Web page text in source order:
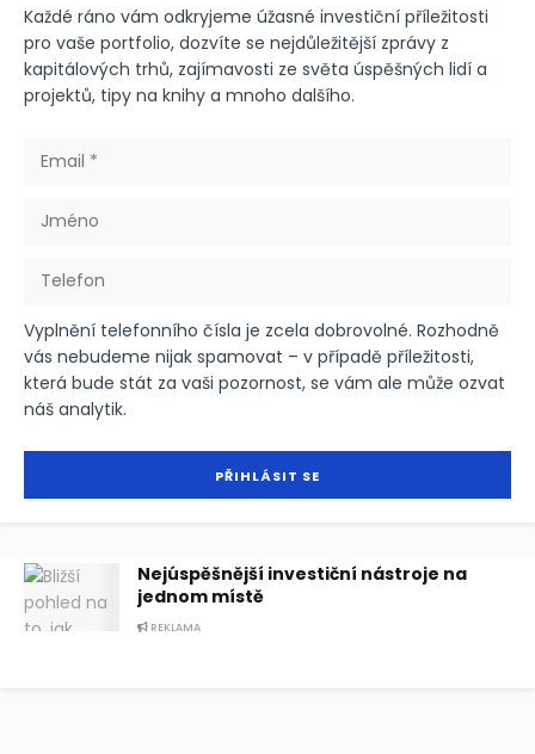
Každé ráno vám odkryjeme úžasné investiční příležitosti
pro vaše portfolio, dozvíte se nejdůležitější zprávy z
kapitálových trhů, zajímavosti ze světa úspěšných lidí a
projektů, tipy na knihy a mnoho dalšího.
Vyplnění telefonního čísla je zcela dobrovolné. Rozhodně
vás nebudeme nijak spamovat – v případě příležitosti,
která bude stát za vaši pozornost, se vám ale může ozvat
náš analytik.
Nejúspěšnější investiční nástroje na
jednom místě
REKLAMA